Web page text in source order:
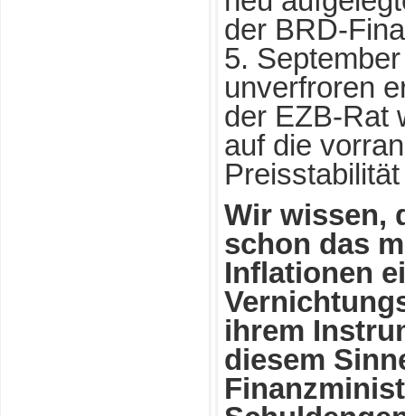
der BRD-
5.
unverfroren
der EZB-Rat
auf die
Wir wissen,
schon das
Inflationen
ihrem
diesem